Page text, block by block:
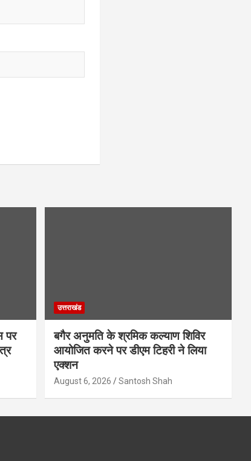
पर
उत्तराखंड
बगैर अनुमति के श्रमिक कल्याण शिविर
आयोजित करने पर डीएम टिहरी ने लिया
एक्शन
August 6, 2026 Santosh Shah